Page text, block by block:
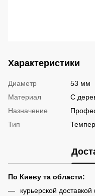
Характеристики
Диаметр
53 мм
Материал
С
Назначение
Тип
По Киеву та области:
курьерской